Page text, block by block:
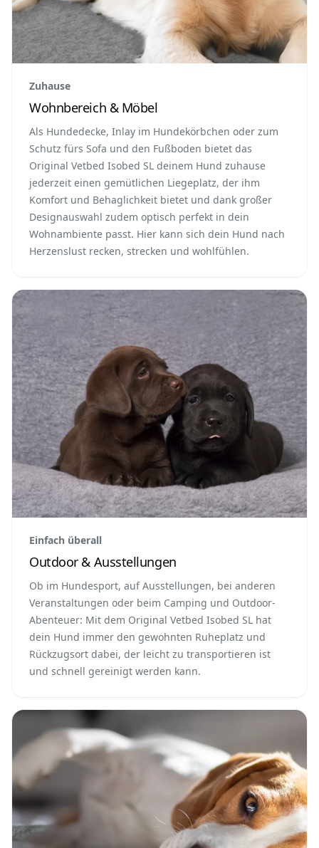
Zuhause
Wohnbereich & Möbel
Als Hundedecke, Inlay im Hundekörbchen oder zum
Schutz fürs Sofa und den Fußboden bietet das
Original Vetbed Isobed SL deinem Hund zuhause
jederzeit einen gemütlichen Liegeplatz, der ihm
Komfort und Behaglichkeit bietet und dank großer
Designauswahl zudem optisch perfekt in dein
Wohnambiente passt. Hier kann sich dein Hund nach
Herzenslust recken, strecken und wohlfühlen.
Einfach überall
Outdoor & Ausstellungen
Ob im Hundesport, auf Ausstellungen, bei anderen
Veranstaltungen oder beim Camping und Outdoor-
Abenteuer: Mit dem Original Vetbed Isobed SL hat
dein Hund immer den gewohnten Ruheplatz und
Rückzugsort dabei, der leicht zu transportieren ist
und schnell gereinigt werden kann.